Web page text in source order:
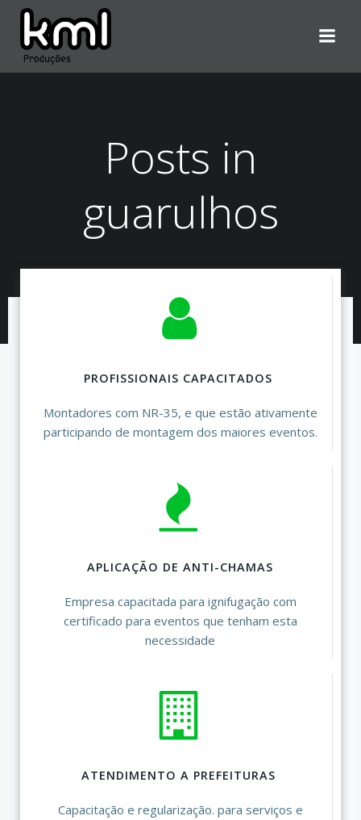
Posts in
guarulhos
PROFISSIONAIS CAPACITADOS
Montadores com NR-35, e que estão ativamente
participando de montagem dos maiores eventos.
APLICAÇÃO DE ANTI-CHAMAS
Empresa capacitada para ignifugação com
certificado para eventos que tenham esta
necessidade
ATENDIMENTO A PREFEITURAS
Capacitação e regularização. para serviços e